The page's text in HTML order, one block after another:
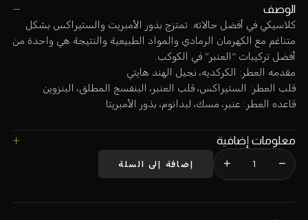
الوصف
كلاسيكي في أفضل حالاته. تمتزج بذور الأمبريت والستيراكس بشكل
متناغم مع الكهرمان الرمادي والمواد الطبيعية والنتيجة هي واحدة من
أفضل تركيبات “العنبر” في الكوكب.
مقدمه العطر: الكركديه، نجيل الهند هايتي
قلب العطر: الستيراكس، قلب العنبر، البنفسج المطلق، البنزوين
قاعده العطر: عنبر، مسك، لبدانوم، بذور الأمبريتا
معلومات إضافية
كمية
رامون
−
+ إضافة إلى السلة